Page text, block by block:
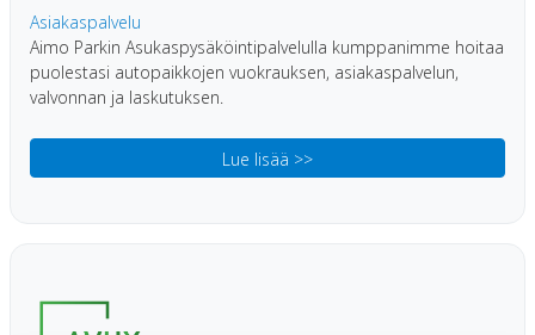
Asiakaspalvelu
Aimo Parkin Asukaspysäköintipalvelulla kumppanimme hoitaa
puolestasi autopaikkojen vuokrauksen, asiakaspalvelun,
valvonnan ja laskutuksen.
Lue lisää >>